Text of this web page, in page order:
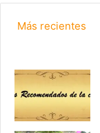
Más recientes